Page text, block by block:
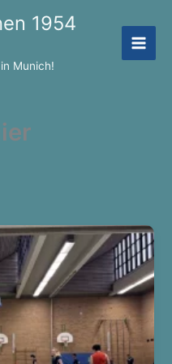
1954
Munich!